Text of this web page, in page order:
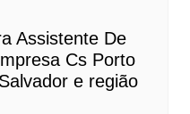
Assistente De
Cs Porto
e região